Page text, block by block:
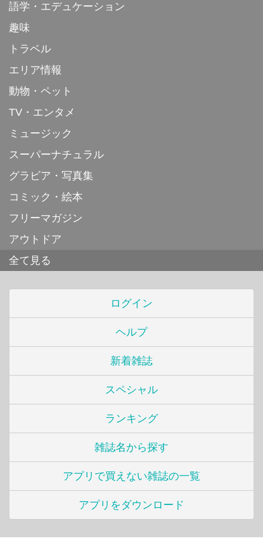
語学・エデュケーション
趣味
トラベル
エリア情報
動物・ペット
TV・エンタメ
ミュージック
スーパーナチュラル
グラビア・写真集
コミック・絵本
フリーマガジン
アウトドア
全て見る
ログイン
ヘルプ
新着雑誌
スペシャル
ランキング
雑誌名から探す
アプリで買えない雑誌の一覧
アプリをダウンロード